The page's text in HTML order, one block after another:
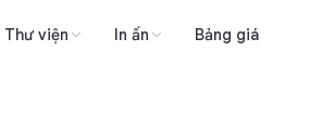
Thư viện In ấn Bảng giá